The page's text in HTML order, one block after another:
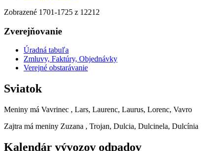
Zobrazené 1701-1725 z 12212
Zverejňovanie
Úradná tabuľa
Zmluvy, Faktúry, Objednávky
Verejné obstarávanie
Sviatok
Meniny má Vavrinec , Lars, Laurenc, Laurus, Lorenc, Vavro
Zajtra má meniny Zuzana , Trojan, Dulcia, Dulcinela, Dulcínia
Kalendár vývozov odpadov